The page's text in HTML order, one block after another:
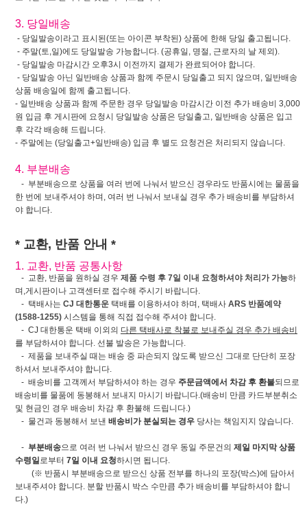
3. 당일배송
- 당일발송이라고 표시된(또는 아이콘 부착된) 상품에 한해 당일 출고됩니다.
- 주말(토,일)에도 당일발송 가능합니다. (공휴일, 명절, 근로자의 날 제외).
- 당일발송 마감시간 오후3시 이전까지 결제가 완료되어야 합니다.
- 당일발송 아닌 일반배송 상품과 함께 주문시 당일출고 되지 않으며, 일반배송
상품 배송일에 함께 출고됩니다.
- 일반배송 상품과 함께 주문한 경우 당일발송 마감시간 이전 추가 배송비 3,000
원 입금 후 게시판에 요청시 당일발송 상품은 당일출고, 일반배송 상품은 입고
후 각각 배송해 드립니다.
- 주말에는 (당일출고+일반배송) 입금 후 별도 요청건은 처리되지 않습니다.
4. 부분배송
- 부분배송으로 상품을 여러 번에 나눠서 받으신 경우라도 반품시에는 물품을
한 번에 보내주셔야 하며, 여러 번 나눠서 보내실 경우 추가 배송비를 부담하셔
야 합니다.
* 교환, 반품 안내 *
1. 교환, 반품 공통사항
- 교환, 반품을 원하실 경우 제품 수령 후 7일 이내 요청하셔야 처리가 가능하
며,게시판이나 고객센터로 접수해 주시기 바랍니다.
- 택배사는 CJ 대한통운 택배를 이용하셔야 하며, 택배사 ARS 반품예약
(1588-1255) 시스템을 통해 직접 접수해 주셔야 합니다.
- CJ 대한통운 택배 이외의 다른 택배사로 착불로 보내주실 경우 추가 배송비
를 부담하셔야 합니다. 선불 발송은 가능합니다.
- 제품을 보내주실 때는 배송 중 파손되지 않도록 받으신 그대로 단단히 포장
하셔서 보내주셔야 합니다.
- 배송비를 고객께서 부담하셔야 하는 경우 주문금액에서 차감 후 환불되므로
배송비를 물품에 동봉해서 보내지 마시기 바랍니다.(배송비 만큼 카드부분취소
및 현금인 경우 배송비 차감 후 환불해 드립니다.)
- 물건과 동봉해서 보낸 배송비가 분실되는 경우 당사는 책임지지 않습니다.
- 부분배송으로 여러 번 나눠서 받으신 경우 동일 주문건의 제일 마지막 상품
수령일로부터 7일 이내 요청하시면 됩니다.
(※ 반품시 부분배송으로 받으신 상품 전부를 하나의 포장(박스)에 담아서
보내주셔야 합니다. 분할 반품시 박스 수만큼 추가 배송비를 부담하셔야 합니
다.)